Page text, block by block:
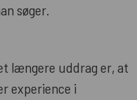
søger.
længere uddrag er, at
experience i